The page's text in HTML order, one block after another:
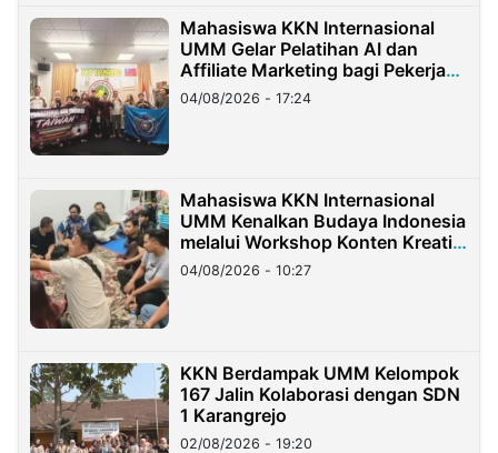
Mahasiswa KKN Internasional
UMM Gelar Pelatihan AI dan
Affiliate Marketing bagi Pekerja
Migran Indonesia di Taiwan
04/08/2026 - 17:24
Mahasiswa KKN Internasional
UMM Kenalkan Budaya Indonesia
melalui Workshop Konten Kreatif
di Taiwan
04/08/2026 - 10:27
KKN Berdampak UMM Kelompok
167 Jalin Kolaborasi dengan SDN
1 Karangrejo
02/08/2026 - 19:20